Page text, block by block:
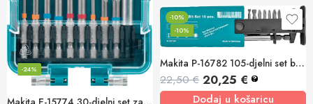
-24%
-10%
Makita P-16782 105-djelni set bitova
-10%
22,50€ 20,25 € ?
Dodaj u košaricu